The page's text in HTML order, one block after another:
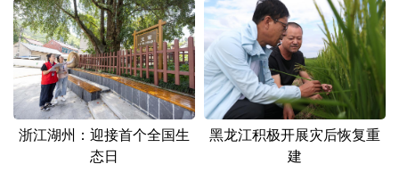
Русский язык 日本語 한국어
Deutsch Português
浙江湖州：迎接首个全国生
态日
黑龙江积极开展灾后恢复重
建